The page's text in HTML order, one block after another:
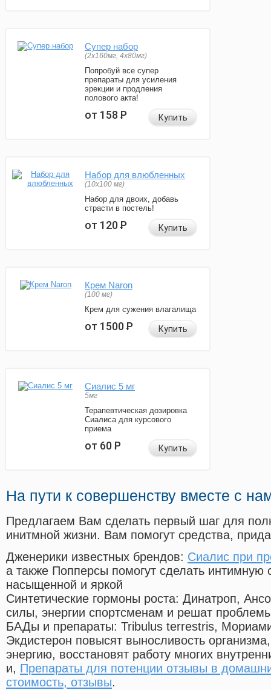
Супер набор
(2х160мг, 4х80мг)
Попробуй все супер
препараты для усиления
эрекции и продления
полового акта!
от 158Р Купить
Набор для влюбленных
(10х100 мг)
Набор для двоих, добавь
страсти в постель!
от 120Р Купить
Крем Naron
(100 мг)
Крем для сужения влагалища
от 1500Р Купить
Сиалис 5 мг
5мг
Терапевтическая дозировка
Сиалиса для курсового
приема
от 60Р Купить
На пути к совершенству вместе с
Предлагаем Вам сделать первый шаг для
инитмной жизни. Вам помогут средства,
Дженерики известных брендов: Сиалис при
а также Попперсы помогут сделать
насыщенной и яркой
Синтетические гормоны роста: Динатроп,
силы, энергии спортсменам и решат
БАДы и препараты: Tribulus terrestris,
Экдистерон повысят выносливость
энергию, восстановят работу многих
и, Препараты для потенции отзывы в
стоимость, отзывы.